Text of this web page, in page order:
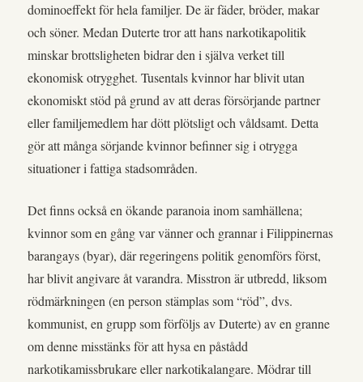
dominoeffekt för hela familjer. De är fäder, bröder, makar
och söner. Medan Duterte tror att hans narkotikapolitik
minskar brottsligheten bidrar den i själva verket till
ekonomisk otrygghet. Tusentals kvinnor har blivit utan
ekonomiskt stöd på grund av att deras försörjande partner
eller familjemedlem har dött plötsligt och våldsamt. Detta
gör att många sörjande kvinnor befinner sig i otrygga
situationer i fattiga stadsområden.
Det finns också en ökande paranoia inom samhällena;
kvinnor som en gång var vänner och grannar i Filippinernas
barangays (byar), där regeringens politik genomförs först,
har blivit angivare åt varandra. Misstron är utbredd, liksom
rödmärkningen (en person stämplas som “röd”, dvs.
kommunist, en grupp som förföljs av Duterte) av en granne
om denne misstänks för att hysa en påstådd
narkotikamissbrukare eller narkotikalangare. Mödrar till